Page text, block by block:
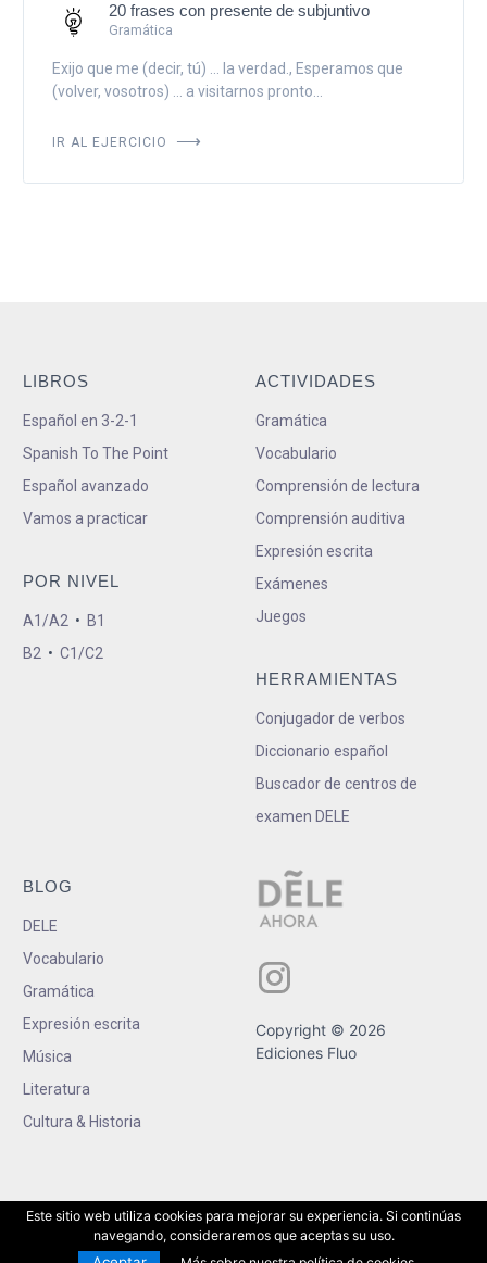
20 frases con presente de subjuntivo
Gramática
Exijo que me (decir, tú) ... la verdad., Esperamos que
(volver, vosotros) ... a visitarnos pronto...
IR AL EJERCICIO
LIBROS
Español en 3-2-1
Spanish To The Point
Español avanzado
Vamos a practicar
POR NIVEL
A1/A2 • B1
B2 • C1/C2
ACTIVIDADES
Gramática
Vocabulario
Comprensión de lectura
Comprensión auditiva
Expresión escrita
Exámenes
Juegos
HERRAMIENTAS
Conjugador de verbos
Diccionario español
Buscador de centros de
examen DELE
BLOG
DELE
Vocabulario
Gramática
Expresión escrita
Música
Literatura
Cultura & Historia
Copyright © 2026
Ediciones Fluo
Este sitio web utiliza cookies para mejorar su experiencia. Si continúas
navegando, consideraremos que aceptas su uso.